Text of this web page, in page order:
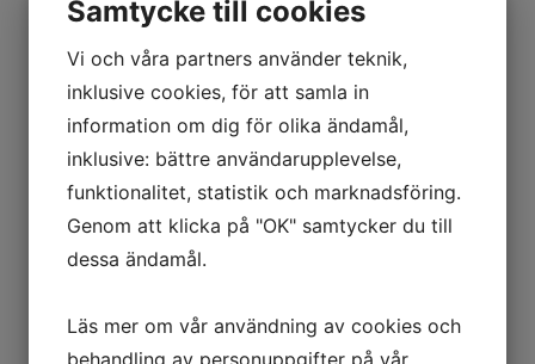
Genom arvsanlag,
väderomväxlingar (kyla/värme),
graviditet och hormoner, sol och
statiska och tunga arbeten kan
ytliga blodkärl uppstå. De kan bli
värre och mycket påverkade av
alkohol, tobak, stark mat, rosacea
och andra inflammatoriska
Samtycke till cookies
Vi och våra partners använder teknik,
inklusive cookies, för att samla in
information om dig för olika ändamål,
inklusive: bättre användarupplevelse,
funktionalitet, statistik och marknadsföring.
Genom att klicka på "OK" samtycker du till
dessa ändamål.
Läs mer om vår användning av cookies och
behandling av personuppgifter på vår